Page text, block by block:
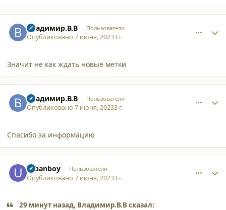
Владимир.В.В Пользователи
Опубликовано7 июня, 20233 г.
Значит не как ждать новые метки
Владимир.В.В Пользователи
Опубликовано7 июня, 20233 г.
Спасибо за информацию
urbanboy Пользователи
Опубликовано7 июня, 20233 г.
29 минут назад, Владимир.В.В сказал: